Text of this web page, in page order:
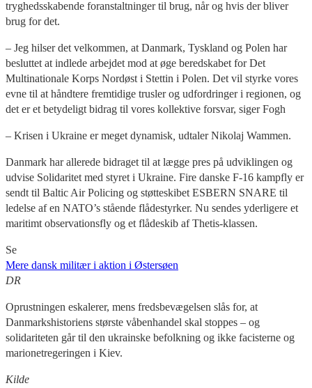
tryghedsskabende foranstaltninger til brug, når og hvis der bliver
brug for det.
– Jeg hilser det velkommen, at Danmark, Tyskland og Polen har
besluttet at indlede arbejdet mod at øge beredskabet for Det
Multinationale Korps Nordøst i Stettin i Polen. Det vil styrke vores
evne til at håndtere fremtidige trusler og udfordringer i regionen, og
det er et betydeligt bidrag til vores kollektive forsvar, siger Fogh
– Krisen i Ukraine er meget dynamisk udtaler Nikolaj Wammen.
Danmark har allerede bidraget til at lægge pres på udviklingen og
udvise Solidaritet med styret i Ukraine. Fire danske F-16 kampfly er
sendt til Baltic Air Policing og støtteskibet ESBERN SNARE til
ledelse af en NATO’s stående flådestyrker. Nu sendes yderligere et
maritimt observationsfly og et flådeskib af Thetis-klassen.
Se
Mere dansk militær i aktion i Østersøen
DR
Oprustningen eskalerer, mens fredsbevægelsen slås for, at
Danmarkshistoriens største våbenhandel skal stoppes – og
solidariteten går til den ukrainske befolkning og ikke facisterne og
marionetregeringen i Kiev.
Kilde